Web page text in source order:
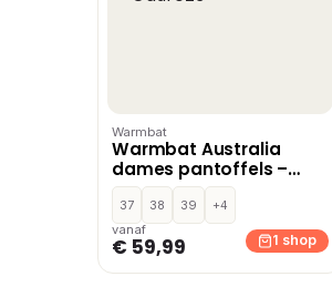
Warmbat
Warmbat Australia
dames pantoffels –
Oudroze
37 38 39
+4
vanaf
€ 59,99 1 shop